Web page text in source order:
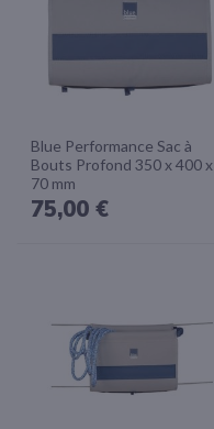
Blue Performance Sac à
Bouts Profond 350 x 400 x
70 mm
75,00 €